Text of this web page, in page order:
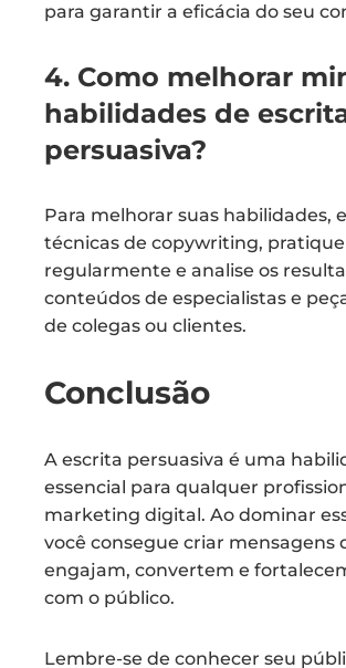
para garantir a eficácia do seu
4. Como melhorar
habilidades de
persuasiva?
Para melhorar suas habilidades,
técnicas de copywriting, pratique
regularmente e analise os
conteúdos de especialistas e
de colegas ou clientes.
Conclusão
A escrita persuasiva é uma
essencial para qualquer
marketing digital. Ao dominar
você consegue criar mensagens
engajam, convertem e
com o público.
Lembre-se de conhecer seu